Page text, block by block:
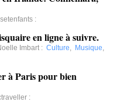
:
en ligne à suivre.
Imbart : Culture, Musique,
à Paris pour bien
: